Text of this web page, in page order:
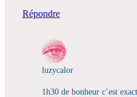
Répondre
luzycalor
1h30 de bonheur c’est